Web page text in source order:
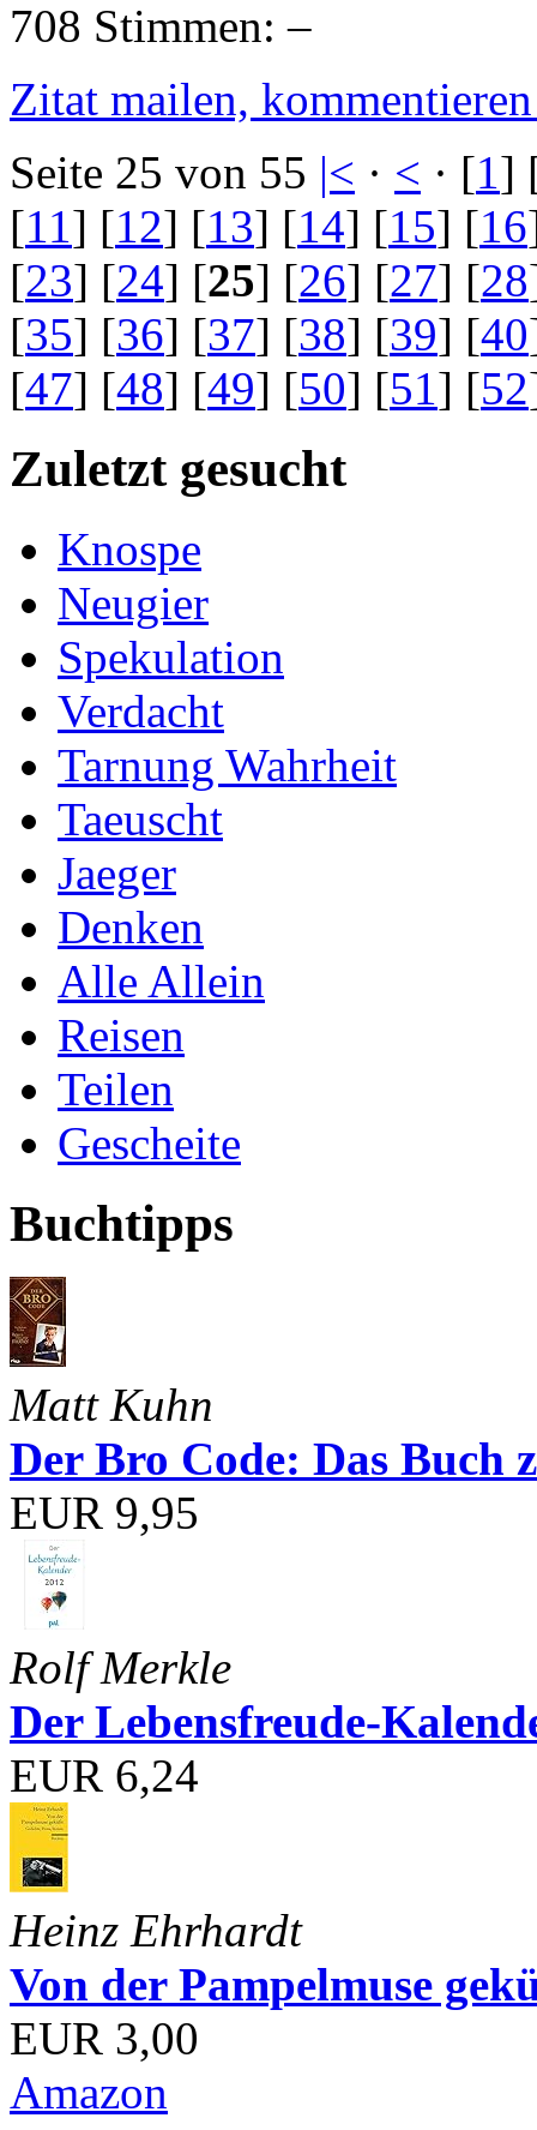
708 Stimmen:
Zitat mailen,
Seite 25 von 55 |< · < · [1]
[11] [12] [13] [14] [15] [16
[23] [24] [25] [26] [27] [28
[35] [36] [37] [38] [39] [40
[47] [48] [49] [50] [51] [52
Zuletzt gesucht
Knospe
Neugier
Spekulation
Verdacht
Tarnung Wahrheit
Taeuscht
Jaeger
Denken
Alle Allein
Reisen
Teilen
Gescheite
Buchtipps
Matt Kuhn
Der Bro Code: Das Buch
EUR 9,95
Rolf Merkle
Der Lebensfreude-
EUR 6,24
Heinz Ehrhardt
Von der Pampelmuse
EUR 3,00
Amazon